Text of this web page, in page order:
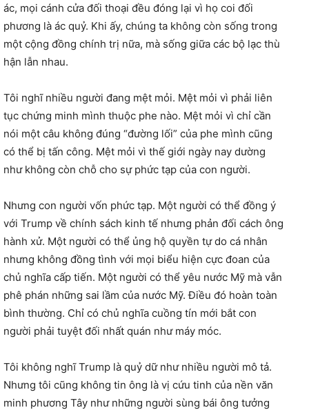
ác, mọi cánh cửa đối thoại đều đóng lại vì họ coi đối
phương là ác quỷ. Khi ấy, chúng ta không còn sống trong
một cộng đồng chính trị nữa, mà sống giữa các bộ lạc thù
hận lẫn nhau.
Tôi nghĩ nhiều người đang mệt mỏi. Mệt mỏi vì phải liên
tục chứng minh mình thuộc phe nào. Mệt mỏi vì chỉ cần
nói một câu không đúng “đường lối” của phe mình cũng
có thể bị tấn công. Mệt mỏi vì thế giới ngày nay dường
như không còn chỗ cho sự phức tạp của con người.
Nhưng con người vốn phức tạp. Một người có thể đồng ý
với Trump về chính sách kinh tế nhưng phản đối cách ông
hành xử. Một người có thể ủng hộ quyền tự do cá nhân
nhưng không đồng tình với mọi biểu hiện cực đoan của
chủ nghĩa cấp tiến. Một người có thể yêu nước Mỹ mà vẫn
phê phán những sai lầm của nước Mỹ. Điều đó hoàn toàn
bình thường. Chỉ có chủ nghĩa cuồng tín mới bắt con
người phải tuyệt đối nhất quán như máy móc.
Tôi không nghĩ Trump là quỷ dữ như nhiều người mô tả.
Nhưng tôi cũng không tin ông là vị cứu tinh của nền văn
minh phương Tây như những người sùng bái ông tưởng